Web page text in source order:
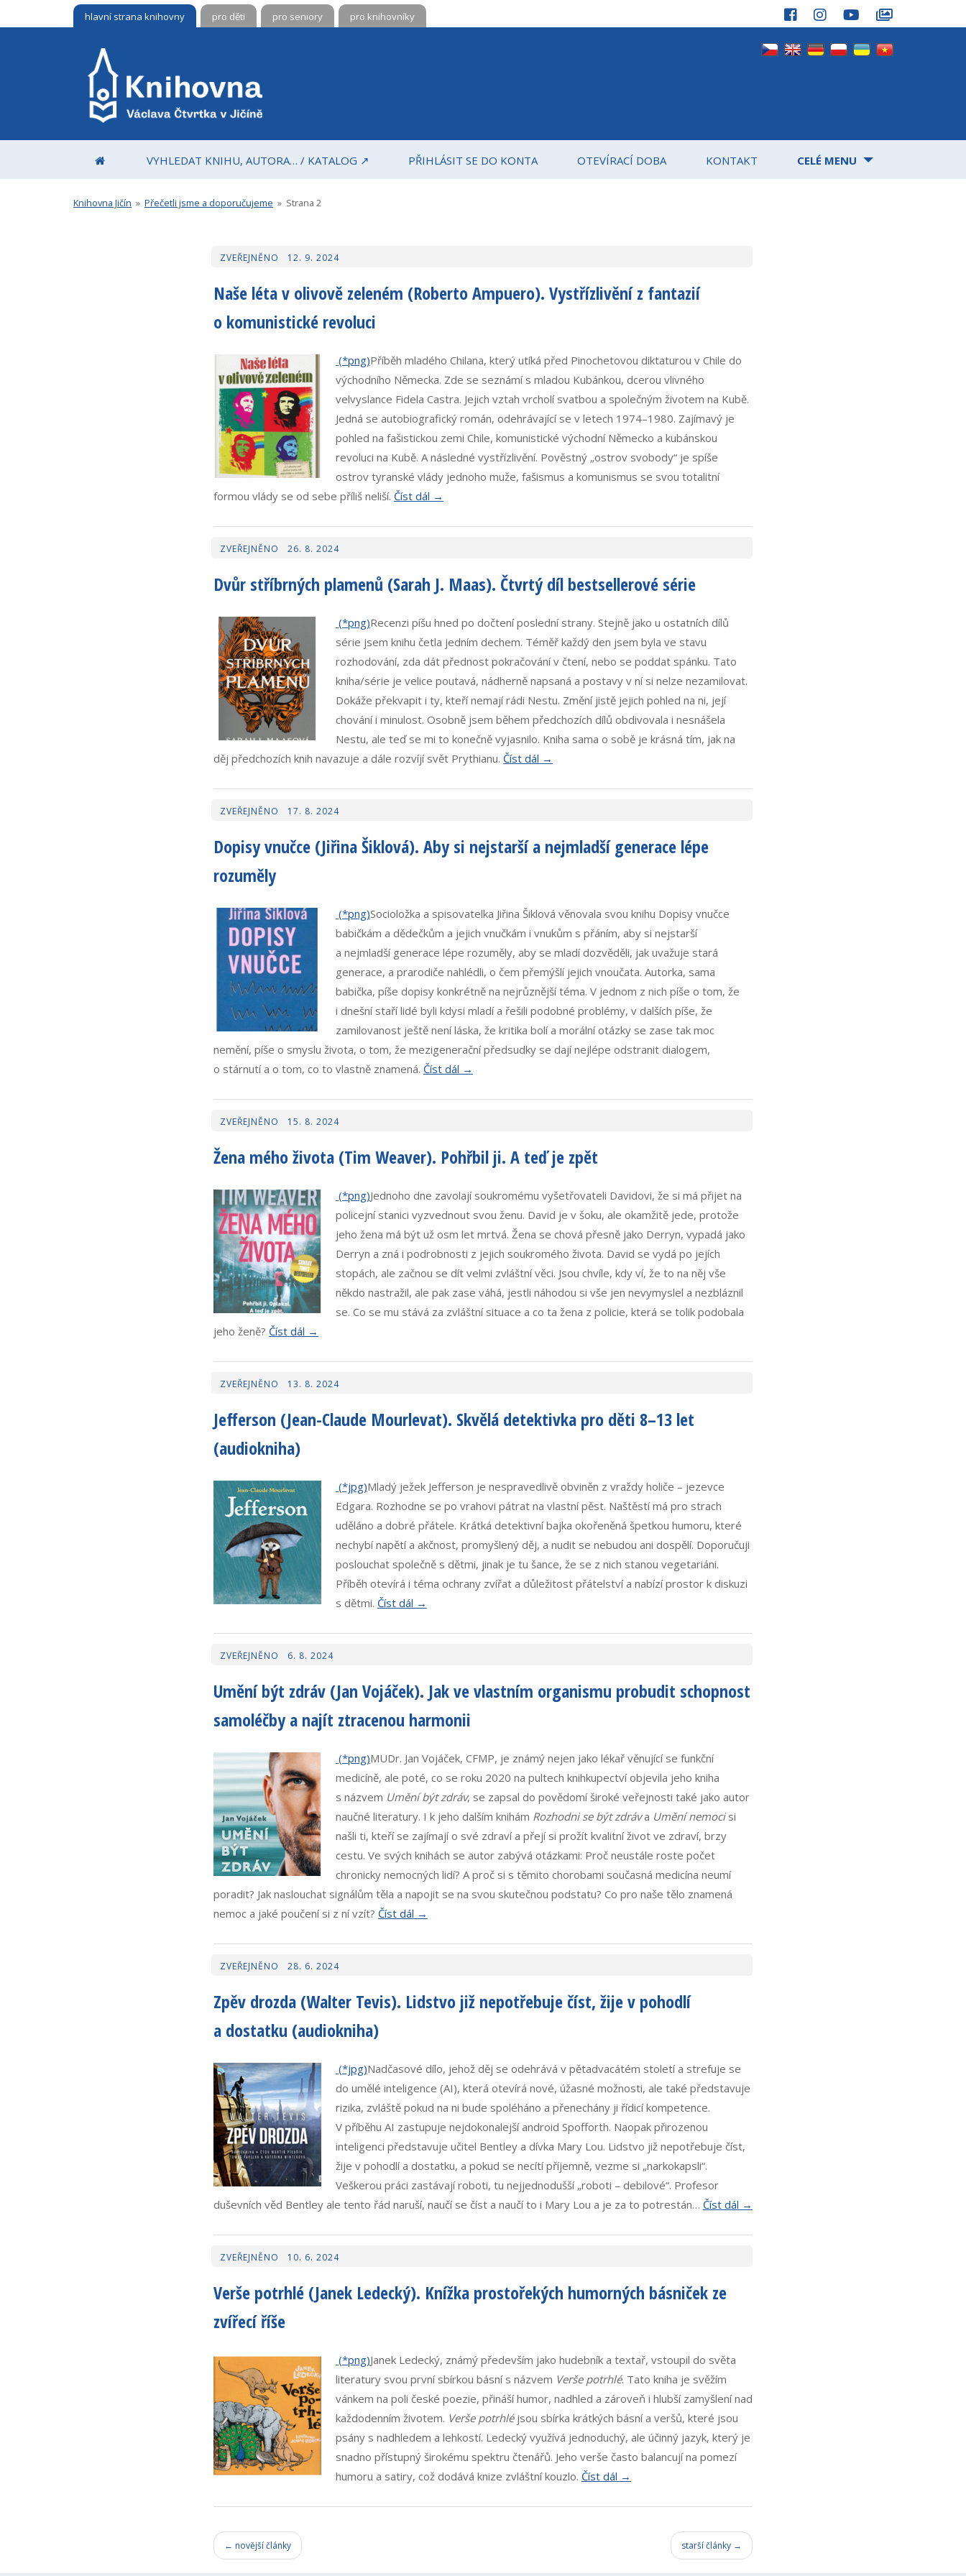
hlavní strana knihovny pro děti pro seniory pro knihovníky
N
C
VYHLEDÁVÁNÍ
Ů
VYHLEDAT KNIHU, AUTORA… / KATALOG PŘIHLÁSIT SE DO KONTA OTEVÍRACÍ DOBA KONTAKT CELÉ MENU
Knihovna Jičín » Přečetli jsme a doporučujeme » Strana 2
12. 9. 2024
Naše léta v olivově zeleném (Roberto Ampuero). Vystřízlivění z fantazií
o komunistické revoluci
Příběh mladého Chilana, který utíká před Pinochetovou diktaturou v Chile do
východního Německa. Zde se seznámí s mladou Kubánkou, dcerou vlivného
velvyslance Fidela Castra. Jejich vztah vrcholí svatbou a společným životem na Kubě.
Jedná se autobiografický román, odehrávající se v letech 1974–1980. Zajímavý je
pohled na fašistickou zemi Chile, komunistické východní Německo a kubánskou
revoluci na Kubě. A následné vystřízlivění. Pověstný „ostrov svobody“ je spíše
ostrov tyranské vlády jednoho muže, fašismus a komunismus se svou totalitní
formou vlády se od sebe příliš neliší. Číst dál →
26. 8. 2024
Dvůr stříbrných plamenů (Sarah J. Maas). Čtvrtý díl bestsellerové série
Recenzi píšu hned po dočtení poslední strany. Stejně jako u ostatních dílů
série jsem knihu četla jedním dechem. Téměř každý den jsem byla ve stavu
rozhodování, zda dát přednost pokračování v čtení, nebo se poddat spánku. Tato
kniha/série je velice poutavá, nádherně napsaná a postavy v ní si nelze nezamilovat.
Dokáže překvapit i ty, kteří nemají rádi Nestu. Změní jistě jejich pohled na ni, její
chování i minulost. Osobně jsem během předchozích dílů obdivovala i nesnášela
Nestu, ale teď se mi to konečně vyjasnilo. Kniha sama o sobě je krásná tím, jak na
děj předchozích knih navazuje a dále rozvíjí svět Prythianu. Číst dál →
17. 8. 2024
Dopisy vnučce (Jiřina Šiklová). Aby si nejstarší a nejmladší generace lépe
rozuměly
Socioložka a spisovatelka Jiřina Šiklová věnovala svou knihu Dopisy vnučce
babičkám a dědečkům a jejich vnučkám i vnukům s přáním, aby si nejstarší
a nejmladší generace lépe rozuměly, aby se mladí dozvěděli, jak uvažuje stará
generace, a prarodiče nahlédli, o čem přemýšlí jejich vnoučata. Autorka, sama
babička, píše dopisy konkrétně na nejrůznější téma. V jednom z nich píše o tom, že
i dnešní staří lidé byli kdysi mladí a řešili podobné problémy, v dalších píše, že
zamilovanost ještě není láska, že kritika bolí a morální otázky se zase tak moc
nemění, píše o smyslu života, o tom, že mezigenerační předsudky se dají nejlépe odstranit dialogem,
o stárnutí a o tom, co to vlastně znamená. Číst dál →
15. 8. 2024
Žena mého života (Tim Weaver). Pohřbil ji. A teď je zpět
Jednoho dne zavolají soukromému vyšetřovateli Davidovi, že si má přijet na
policejní stanici vyzvednout svou ženu. David je v šoku, ale okamžitě jede, protože
jeho žena má být už osm let mrtvá. Žena se chová přesně jako Derryn, vypadá jako
Derryn a zná i podrobnosti z jejich soukromého života. David se vydá po jejích
stopách, ale začnou se dít velmi zvláštní věci. Jsou chvíle, kdy ví, že to na něj vše
někdo nastražil, ale pak zase váhá, jestli náhodou si vše jen nevymyslel a nezbláznil
se. Co se mu stává za zvláštní situace a co ta žena z policie, která se tolik podobala
jeho ženě? Číst dál →
13. 8. 2024
Jefferson (Jean-Claude Mourlevat). Skvělá detektivka pro děti 8–13 let
(audiokniha)
Mladý ježek Jefferson je nespravedlivě obviněn z vraždy holiče – jezevce
Edgara. Rozhodne se po vrahovi pátrat na vlastní pěst. Naštěstí má pro strach
uděláno a dobré přátele. Krátká detektivní bajka okořeněná špetkou humoru, které
nechybí napětí a akčnost, promyšlený děj, a nudit se nebudou ani dospělí. Doporučuji
poslouchat společně s dětmi, jinak je tu šance, že se z nich stanou vegetariáni.
Příběh otevírá i téma ochrany zvířat a důležitost přátelství a nabízí prostor k diskuzi
s dětmi. Číst dál →
6. 8. 2024
Umění být zdráv (Jan Vojáček). Jak ve vlastním organismu probudit schopnost
samoléčby a najít ztracenou harmonii
MUDr. Jan Vojáček, CFMP, je známý nejen jako lékař věnující se funkční
medicíně, ale poté, co se roku 2020 na pultech knihkupectví objevila jeho kniha
s názvem Umění být zdráv, se zapsal do povědomí široké veřejnosti také jako autor
naučné literatury. I k jeho dalším knihám Rozhodni se být zdráva Umění nemocisi
našli ti, kteří se zajímají o své zdraví a přejí si prožít kvalitní život ve zdraví, brzy
cestu. Ve svých knihách se autor zabývá otázkami: Proč neustále roste počet
chronicky nemocných lidí? A proč si s těmito chorobami současná medicína neumí
poradit? Jak naslouchat signálům těla a napojit se na svou skutečnou podstatu? Co pro naše tělo znamená
nemoc a jaké poučení si z ní vzít? Číst dál →
28. 6. 2024
Zpěv drozda (Walter Tevis). Lidstvo již nepotřebuje číst, žije v pohodlí
a dostatku (audiokniha)
Nadčasové dílo, jehož děj se odehrává v pětadvacátém století a strefuje se
do umělé inteligence (AI), která otevírá nové, úžasné možnosti, ale také představuje
rizika, zvláště pokud na ni bude spoléháno a přenechány ji řídicí kompetence.
V příběhu AI zastupuje nejdokonalejší android Spofforth. Naopak přirozenou
inteligenci představuje učitel Bentley a dívka Mary Lou. Lidstvo již nepotřebuje číst,
žije v pohodlí a dostatku, a pokud se necítí příjemně, vezme si „narkokapsli“.
Veškerou práci zastávají roboti, tu nejjednodušší „roboti – debilové“. Profesor
duševních věd Bentley ale tento řád naruší, naučí se číst a naučí to i Mary Lou a je za to potrestán… Číst dál →
10. 6. 2024
Verše potrhlé (Janek Ledecký). Knížka prostořekých humorných básniček ze
zvířecí říše
Janek Ledecký, známý především jako hudebník a textař, vstoupil do světa
literatury svou první sbírkou básní s názvem Verše potrhlé. Tato kniha je svěžím
vánkem na poli české poezie, přináší humor, nadhled a zároveň i hlubší zamyšlení nad
každodenním životem. Verše potrhléjsou sbírka krátkých básní a veršů, které jsou
psány s nadhledem a lehkostí. Ledecký využívá jednoduchý, ale účinný jazyk, který je
snadno přístupný širokému spektru čtenářů. Jeho verše často balancují na pomezí
humoru a satiry, což dodává knize zvláštní kouzlo. Číst dál →
← novější články starší články →